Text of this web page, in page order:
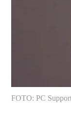
FOTO: PC